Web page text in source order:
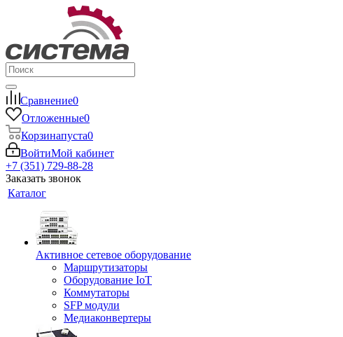
Сравнение0
Отложенные0
Корзинапуста0
ВойтиМой кабинет
+7 (351) 729-88-28
Заказать звонок
Каталог
Активное сетевое оборудование
Маршрутизаторы
Оборудование IoT
Коммутаторы
SFP модули
Медиаконвертеры